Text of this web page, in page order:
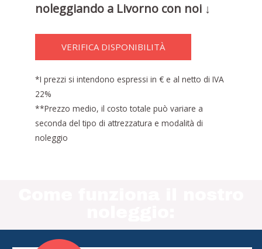
noleggiando a Livorno con noi ↓
VERIFICA DISPONIBILITÀ
*I prezzi si intendono espressi in € e al netto di IVA
22%
**Prezzo medio, il costo totale può variare a
seconda del tipo di attrezzatura e modalità di
noleggio